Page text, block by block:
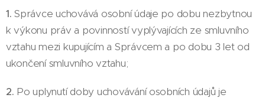
1. Správce uchovává osobní údaje po dobu nezbytnou
k výkonu práv a povinností vyplývajících ze smluvního
vztahu mezi kupujícím a Správcem a po dobu 3 let od
ukončení smluvního vztahu;
2. Po uplynutí doby uchovávání osobních údajů je